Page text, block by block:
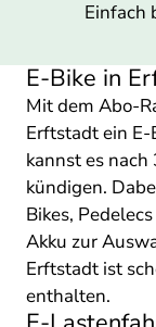
Einfach
E-Bike in
Mit dem Abo-
Erftstadt ein
kannst es
kündigen.
Bikes,
Akku zur
Erftstadt ist
enthalten.